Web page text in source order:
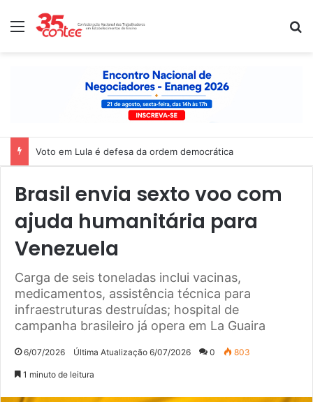
Menu
Voto em Lula é defesa da ordem democrática
Brasil envia sexto voo com
ajuda humanitária para
Venezuela
Carga de seis toneladas inclui vacinas,
medicamentos, assistência técnica para
infraestruturas destruídas; hospital de
campanha brasileiro já opera em La Guaira
6/07/2026 Última Atualização 6/07/2026 0 803
1 minuto de leitura